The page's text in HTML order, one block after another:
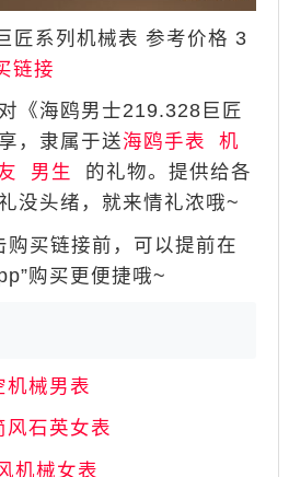
匠系列机械表 参考价格 3
链接
海鸥男士219.328巨匠
，隶属于送海鸥手表
机
男生
的礼物。提供给各
没头绪，就来情礼浓哦~
购买链接前，可以提前在
购买更便捷哦~
机械男表
石英女表
机械女表